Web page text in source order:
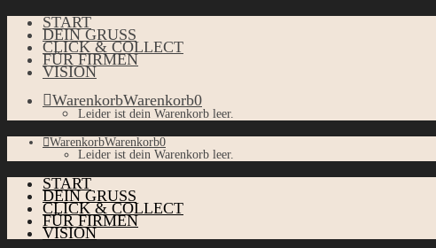
START
DEIN GRUSS
CLICK & COLLECT
FÜR FIRMEN
VISION
WarenkorbWarenkorb0
Leider ist dein Warenkorb leer.
WarenkorbWarenkorb0
Leider ist dein Warenkorb leer.
START
DEIN GRUSS
CLICK & COLLECT
FÜR FIRMEN
VISION